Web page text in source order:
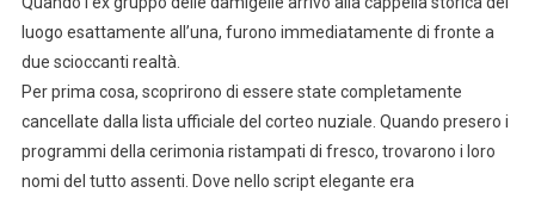
luogo esattamente all’una, furono immediatamente di fronte a
due scioccanti realtà.
Per prima cosa, scoprirono di essere state completamente
cancellate dalla lista ufficiale del corteo nuziale. Quando presero i
programmi della cerimonia ristampati di fresco, trovarono i loro
nomi del tutto assenti. Dove nello script elegante era